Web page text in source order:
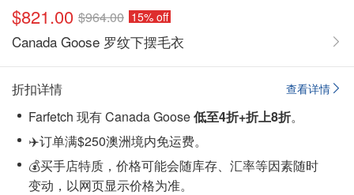
$821.00 $964.00 15% off
Canada Goose 罗纹下摆毛衣
查看详情
折扣详情
Farfetch 现有 Canada Goose低至4折+折上8折。
✈️订单满$250澳洲境内免运费。
💰买手店特质，价格可能会随库存、汇率等因素随时
变动，以网页显示价格为准。